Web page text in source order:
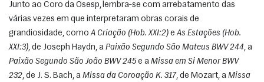
Junto ao Coro da Osesp, lembra-se com arrebatamento das
várias vezes em que interpretaram obras corais de
grandiosidade, como A Criação (Hob. XXI:2) e As Estações (Hob.
XXI:3), de Joseph Haydn, a Paixão Segundo São Mateus BWV 244
Paixão Segundo São João BWV 245 e a Missa em Si Menor BWV
232, de J. S. Bach, a Missa da Coroação K. 317, de Mozart, a Missa